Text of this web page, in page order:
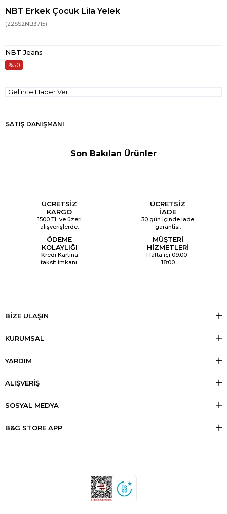
NBT Erkek Çocuk Lila Yelek
(22SS2NB3715)
NBT Jeans
50
Gelince Haber Ver
SATIŞ DANIŞMANI
Son Bakılan Ürünler
ÜCRETSİZ
KARGO
1500 TL ve üzeri
alışverişlerde.
ÜCRETSİZ
İADE
30 gün içinde iade
garantisi.
ÖDEME
KOLAYLIĞI
Kredi Kartına
taksit imkanı.
MÜŞTERİ
HİZMETLERİ
Hafta içi 09:00-
18:00
BİZE ULAŞIN
KURUMSAL
YARDIM
ALIŞVERİŞ
SOSYAL MEDYA
B&G STORE APP